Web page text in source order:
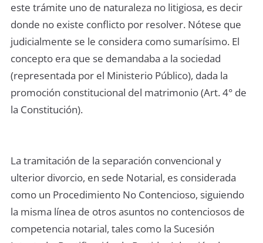
este trámite uno de naturaleza no litigiosa, es decir
donde no existe conflicto por resolver. Nótese que
judicialmente se le considera como sumarísimo. El
concepto era que se demandaba a la sociedad
(representada por el Ministerio Público), dada la
promoción constitucional del matrimonio (Art. 4° de
la Constitución).
La tramitación de la separación convencional y
ulterior divorcio, en sede Notarial, es considerada
como un Procedimiento No Contencioso, siguiendo
la misma línea de otros asuntos no contenciosos de
competencia notarial, tales como la Sucesión